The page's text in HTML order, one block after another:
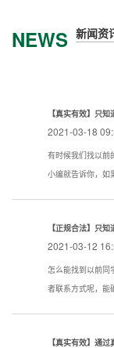
NEWS 新闻资
【真实有效】只
2021-03-18
有时候我们找以前
小编就告诉你，如
【正规合法】只
2021-03-12
怎么能找到以前同
者联系方式呢，能
【真实有效】通